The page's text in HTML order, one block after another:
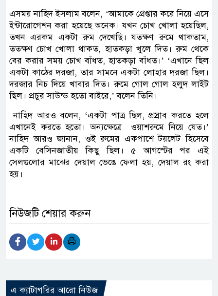
এসময় নাহিদ ইসলাম বলেন, ‘আমাকে গ্রেপ্তার করে নিয়ে এসে
ইন্টারোগেশন করা হয়েছে অনেক। যখন চোখ খোলা হয়েছিল,
তখন এরকম একটা রুম দেখেছি। যতক্ষণ রুমে থাকতাম,
ততক্ষণ চোখ খোলা থাকত, হাতকড়া খুলে দিত। রুম থেকে
বের করার সময় চোখ বাঁধত, হাতকড়া বাঁধত।’ ‘এখানে ছিল
একটা কাঠের দরজা, তার সামনে একটা লোহার দরজা ছিল।
দরজার নিচ দিয়ে খাবার দিত। রুমে গোল গোল হলুদ লাইট
ছিল। প্রচুর সাউন্ড হতো বাইরে,’ বলেন তিনি।
নাহিদ আরও বলেন, ‘একটা পাত্র ছিল, প্রস্রাব করতে হলে
এখানেই করতে হতো। অন্যক্ষেত্রে ওয়াশরুমে নিয়ে যেত।’
নাহিদ আরও জানান, ওই রুমের একপাশে টয়লেট হিসেবে
একটি বেসিনজাতীয় কিছু ছিল। ৫ আগস্টের পর এই
সেলগুলোর মাঝের দেয়াল ভেঙে ফেলা হয়, দেয়াল রং করা
হয়।
নিউজটি শেয়ার করুন
এ ক্যাটাগরির আরো নিউজ